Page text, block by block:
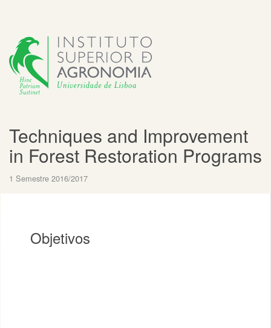
Techniques and Improvement
in Forest Restoration Programs
1 Semestre 2016/2017
Objetivos